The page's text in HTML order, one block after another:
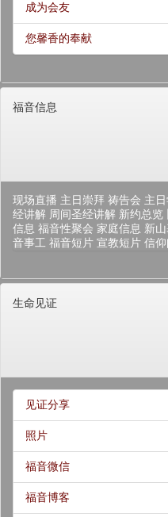
成为会友
您馨香的奉献
福音信息
现场直播 主日崇拜 祷告会 主
经讲解 周间圣经讲解 新约总览
信息 福音性聚会 家庭信息 新
音事工 福音短片 宣教短片 信
生命见证
见证分享
照片
福音微信
福音博客